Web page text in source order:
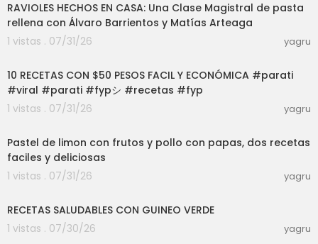
RAVIOLES HECHOS EN CASA: Una Clase Magistral de pasta
rellena con Álvaro Barrientos y Matías Arteaga
1 vistas . 07/31/26
yagru
10 RECETAS CON $50 PESOS FACIL Y ECONÓMICA #parati
#viral #parati #fypシ #recetas #fyp
1 vistas . 07/31/26
yagru
Pastel de limon con frutos y pollo con papas, dos recetas
faciles y deliciosas
1 vistas . 07/31/26
yagru
RECETAS SALUDABLES CON GUINEO VERDE
1 vistas . 07/30/26
yagru